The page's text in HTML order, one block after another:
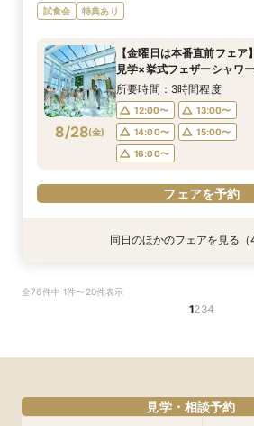
8/27 (木)
【17時以降】お仕事帰りや
景×スペシャリテ試食
17:00〜
17:30〜
18:00〜
フェアを予約
8/27 (木)
【初めて式場見学のおふた
お気軽×シェフ特選試食
12:00〜
13:00〜
14:00〜
15:00〜
16:00〜
フェアを予約
8/27 (木)
2名様からOK【少人数で結
エディング相談会
12:00〜
14:00〜
16:00〜
フェアを予約
8/27 (木)
【愛犬と叶えるペット婚】
タンプ×厳選試食＆20万円
12:00〜
14:00〜
16:00〜
フェアを予約
試食会 特典あり
8/28(金)
【金曜日は本番直前フェ
見学×挙式フェザーシャワ
所要時間：3時間程度
12:00〜
13:00〜
14:00〜
15:00〜
16:00〜
フェアを予約
特典あり
8/28
景×スペシャリテ試食
フェアを予約
特典あり
8/28
お気軽×シェフ特選試食
特典あり
8/28
エディング相談会
フェアを予約
特典あり
8/28
タンプ×厳選試食＆20万円
フェアを予約
同日のほかのフェアを見る（
全76件中 1件〜20件表示
1234
見学・相談予約